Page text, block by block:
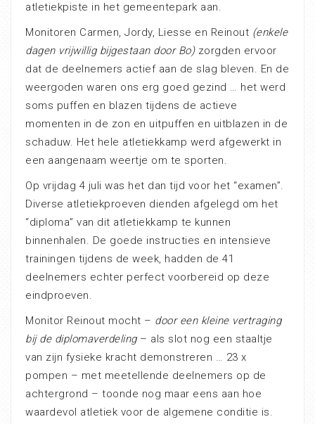
atletiekpiste in het gemeentepark aan.
Monitoren Carmen, Jordy, Liesse en Reinout (enkele
dagen vrijwillig bijgestaan door Bo)zorgden ervoor
dat de deelnemers actief aan de slag bleven. En de
weergoden waren ons erg goed gezind … het werd
soms puffen en blazen tijdens de actieve
momenten in de zon en uitpuffen en uitblazen in de
schaduw. Het hele atletiekkamp werd afgewerkt in
een aangenaam weertje om te sporten.
Op vrijdag 4 juli was het dan tijd voor het “examen”.
Diverse atletiekproeven dienden afgelegd om het
“diploma” van dit atletiekkamp te kunnen
binnenhalen. De goede instructies en intensieve
trainingen tijdens de week, hadden de 41
deelnemers echter perfect voorbereid op deze
eindproeven.
Monitor Reinout mocht – door een kleine vertraging
bij de diplomaverdeling– als slot nog een staaltje
van zijn fysieke kracht demonstreren … 23 x
pompen – met meetellende deelnemers op de
achtergrond – toonde nog maar eens aan hoe
waardevol atletiek voor de algemene conditie is.